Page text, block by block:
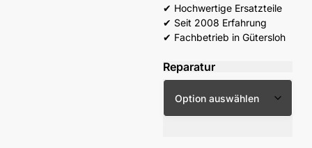
✔ Hochwertige Ersatzteile
✔ Seit 2008 Erfahrung
✔ Fachbetrieb in Gütersloh
Reparatur